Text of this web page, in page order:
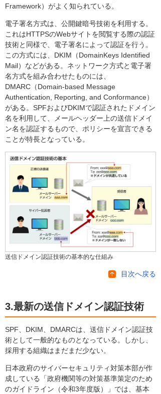
Framework）がよく知られている。
電子署名方式は、公開鍵暗号技術を利用する。
これはHTTPSのWebサイトを閲覧する際の認証
技術と同様で、電子署名によって認証を行う。
この方式には、DKIM（DomainKeys Identified
Mail）などがある。ネットワーク方式と電子署
名方式を組み合わせたものには、
DMARC（Domain-based Message
Authentication, Reporting, and Conformance）
がある。SPFおよびDKIMで認証されたドメイン
名を利用して、メールヘッダー上の送信ドメイ
ン名を認証するもので、ポリシーを宣言できる
ことが特長となっている。
送信ドメイン認証技術の基本的な仕組み
目次へ戻る
3.最新の送信ドメイン認証技術
SPF、DKIM、DMARCは、送信ドメイン認証技
術として一般的なものとなっている。しかし、
採用する組織はまだまだ少ない。
日本政府のサイバーセキュリティ対策本部が作
成している「政府機関等の対策基準策定のため
のガイドライン（令和3年度版）」では、基本